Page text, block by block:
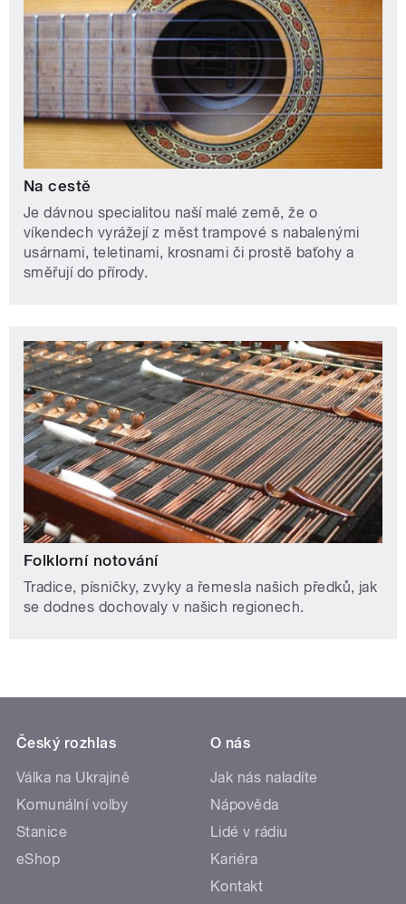
Na cestě
Je dávnou specialitou naší malé země, že o
víkendech vyrážejí z měst trampové s nabalenými
usárnami, teletinami, krosnami či prostě baťohy a
směřují do přírody.
Folklorní notování
Tradice, písničky, zvyky a řemesla našich předků, jak
se dodnes dochovaly v našich regionech.
Český rozhlas
Válka na Ukrajině
Komunální volby
Stanice
eShop
O nás
Jak nás naladíte
Nápověda
Lidé v rádiu
Kariéra
Kontakt